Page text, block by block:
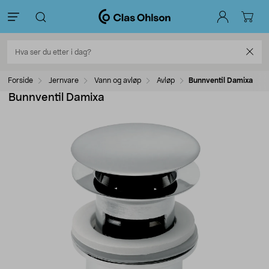
Forside Jernvare Vann og avløp Avløp Bunnventil Damixa
Bunnventil Damixa